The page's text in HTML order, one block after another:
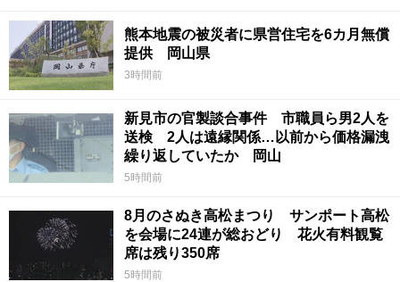
熊本地震の被災者に県営住宅を6カ月無償
提供 岡山県
3時間前
新見市の官製談合事件 市職員ら男2人を
送検 2人は遠縁関係…以前から価格漏洩
繰り返していたか 岡山
5時間前
8月のさぬき高松まつり サンポート高松
を会場に24連が総おどり 花火有料観覧
席は残り350席
5時間前